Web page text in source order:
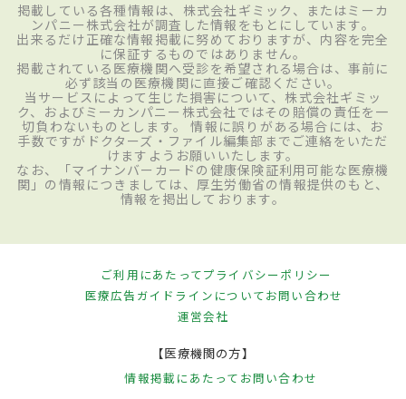
掲載している各種情報は、株式会社ギミック、またはミーカ
ンパニー株式会社が調査した情報をもとにしています。
出来るだけ正確な情報掲載に努めておりますが、内容を完全
に保証するものではありません。
掲載されている医療機関へ受診を希望される場合は、事前に
必ず該当の医療機関に直接ご確認ください。
当サービスによって生じた損害について、株式会社ギミッ
ク、およびミーカンパニー株式会社ではその賠償の責任を一
切負わないものとします。 情報に誤りがある場合には、お
手数ですがドクターズ・ファイル編集部までご連絡をいただ
けますようお願いいたします。
なお、「マイナンバーカードの健康保険証利用可能な医療機
関」の情報につきましては、厚生労働省の情報提供のもと、
情報を掲出しております。
ご利用にあたってプライバシーポリシー
医療広告ガイドラインについてお問い合わせ
運営会社
【医療機関の方】
情報掲載にあたって お問い合わせ